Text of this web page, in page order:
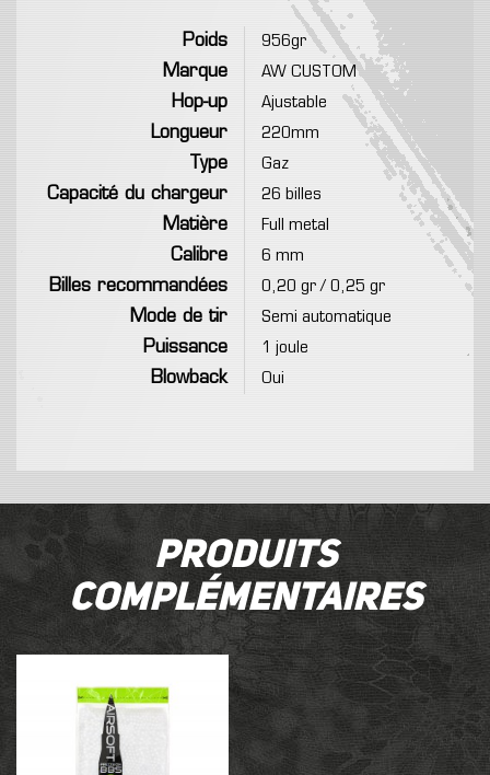
Poids
956gr
Marque
AW CUSTOM
Hop-up
Ajustable
Longueur
220mm
Type
Gaz
Capacité du chargeur
26 billes
Matière
Full metal
Calibre
6 mm
Billes recommandées
0,20 gr / 0,25 gr
Mode de tir
Semi automatique
Puissance
1 joule
Blowback
Oui
Produits
complémentaires